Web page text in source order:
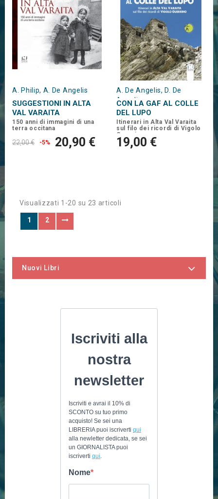
A. Philip, A. De Angelis
SUGGESTIONI IN ALTA
VAL VARAITA
150 anni di immagini di una
terra occitana
22,00 € -5% 20,90 €
A. De Angelis, D. De
Angelis
CON LA GAF AL COLLE
DEL LUPO
Itinerari in Alta Val Varaita
sul filo dei ricordi di Vigolo
Guerrino
19,00 €
Visualizzati 1-20 su 23 articoli
1 2
Nuovi Libri